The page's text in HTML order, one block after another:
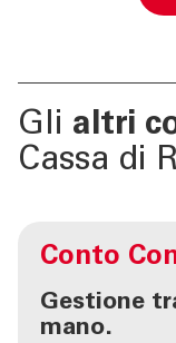
Gli altri
Cassa di
Conto
Gestione
mano.